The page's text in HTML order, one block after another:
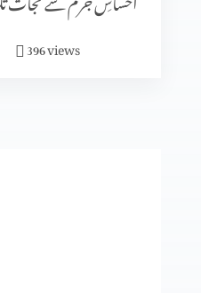
396views